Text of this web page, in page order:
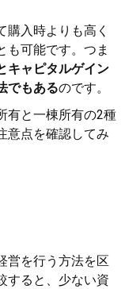
購入時よりも高く
も可能です。つま
キャピタルゲイン
でもあるのです。
有と一棟所有の2種
意点を確認してみ
営を行う方法を区
すると、少ない資